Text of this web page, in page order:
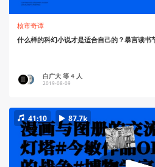
核市奇谭
什么样的科幻小说才是适合自己的？暴言读书
白广大 等 4 人
2019-08-09
41:10 87.7k